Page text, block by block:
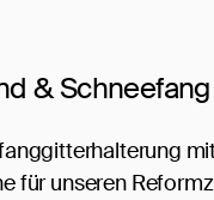
& Schneefang
für unseren